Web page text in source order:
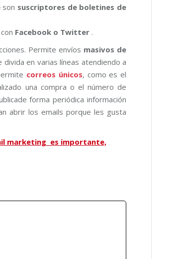
son suscriptores de boletines de
Facebook o Twitter .
Permite envíos masivos de
divida en varias líneas atendiendo a
correos únicos, como es el
una compra o el número de
forma periódica información
abrir los emails porque les gusta
marketing es importante,